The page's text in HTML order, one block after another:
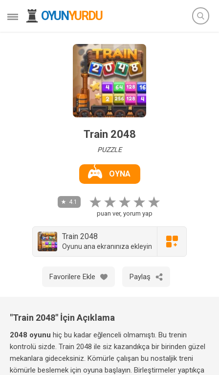
OYUNYURDU
Train 2048
PUZZLE
OYNA
4.1
puan ver, yorum yap
Train 2048
Oyunu ana ekranınıza ekleyin
Favorilere Ekle Paylaş
"Train 2048" İçin Açıklama
2048 oyunu hiç bu kadar eğlenceli olmamıştı. Bu trenin
kontrolü sizde. Train 2048 ile siz kazandıkça bir birinden güzel
mekanlara gideceksiniz. Kömürle çalışan bu nostaljik treni
kömürle beslemek için oyuna başlayın. Birleştirmeler yaptıkça